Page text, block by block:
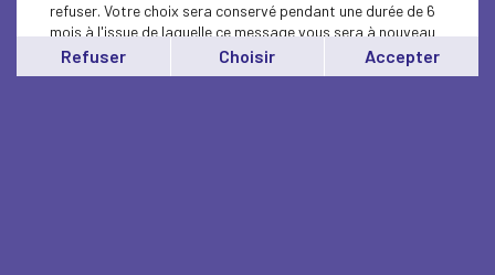
refuser. Votre choix sera conservé pendant une durée de 6
mois à l'issue de laquelle ce message vous sera à nouveau
affiché..
Vous pouvez modifier votre choix à tout moment en
Refuser Choisir Accepter